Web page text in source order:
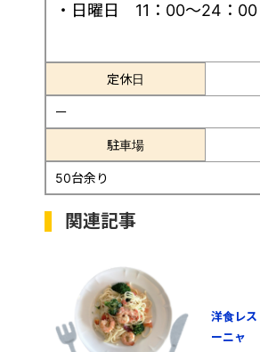
・日曜日 11：00～24：
定休日
ー
駐車場
50台余り
関連記事
洋食レ
ーニャ